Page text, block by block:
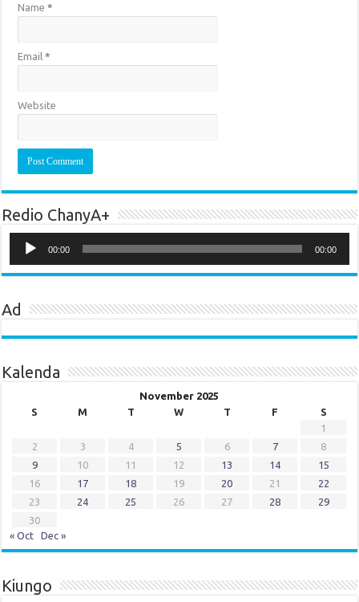
Name*
Email*
Website
Redio ChanyA+
Player
00:00 00:00
Ad
Kalenda
November 2025
S
M T W T F
S
1
2
3 4 5 6 7
8
9
10 11 12 13 14
15
16
17 18 19 20 21
22
23
24 25 26 27 28
29
30
« Oct
Dec »
Kiungo